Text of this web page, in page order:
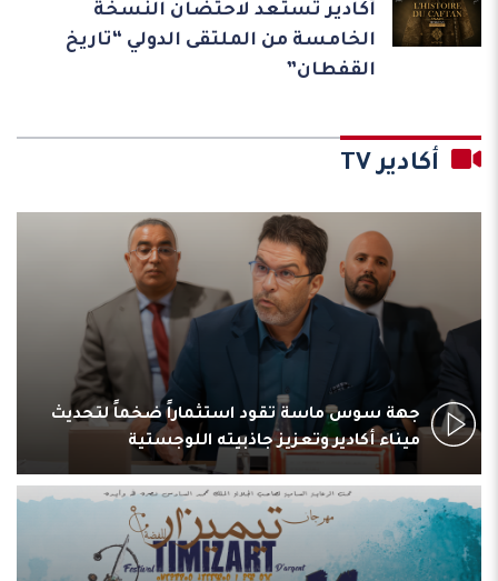
أكادير تستعد لاحتضان النسخة
الخامسة من الملتقى الدولي “تاريخ
القفطان”
أكادير TV
جهة سوس ماسة تقود استثماراً ضخماً لتحديث
ميناء أكادير وتعزيز جاذبيته اللوجستية